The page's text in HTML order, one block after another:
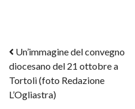
Post navigation
Un’immagine del convegno
diocesano del 21 ottobre a
Tortolì (foto Redazione
L’Ogliastra)